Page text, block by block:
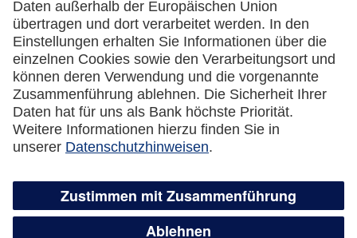
Vertrag widerrufen